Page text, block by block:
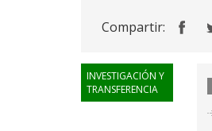
Compartir:
INVESTIGACIÓN Y
TRANSFERENCIA